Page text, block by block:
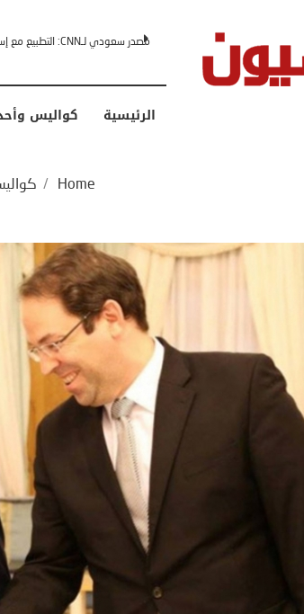
البابا: “لا أخشى ترامب” .. ردا على
الرئيسية كواليس
Home
/